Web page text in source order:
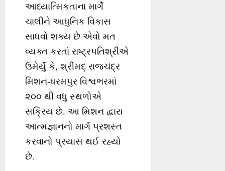
આધ્યાત્મિકતાના માર્ગે
ચાલીને આધુનિક વિકાસ
સાધવો શક્ય છે એવો મત
વ્યક્ત કરતાં રાષ્ટ્રપતિશ્રીએ
ઉમેર્યું કે, શ્રીમદ્ રાજચંદ્ર
મિશન-ધરમપુર વિશ્વભરમાં
૨૦૦ થી વધુ સ્થળોએ
સક્રિય છે. આ મિશન દ્વારા
આત્મજ્ઞાનનો માર્ગ પ્રશસ્ત
કરવાનો પ્રયાસ થઈ રહ્યો
છે.